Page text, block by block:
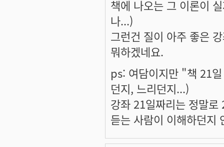
책에 나오는 그 이론이
나...)
그런건 질이 아주 좋은
뭐하겠네요.
ps: 여담이지만 "책 21
던지, 느리던지...)
강좌 21일짜리는 정말로
듣는 사람이 이해하던지